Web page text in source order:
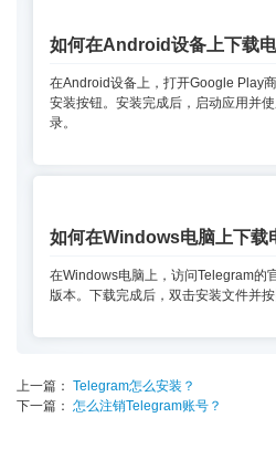
如何在Android设备上下载
在Android设备上，打开Google Play
安装按钮。安装完成后，启动应用并
录。
如何在Windows电脑上下载
在Windows电脑上，访问Telegram的
版本。下载完成后，双击安装文件并按
上一篇： Telegram怎么安装？
下一篇： 怎么注销Telegram账号？